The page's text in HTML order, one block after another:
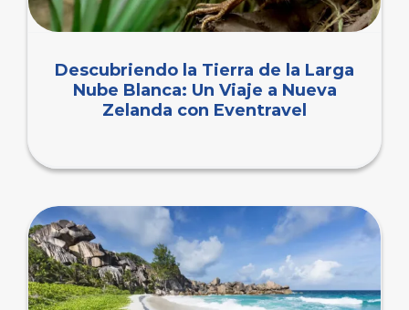
Descubriendo la Tierra de la Larga
Nube Blanca: Un Viaje a Nueva
Zelanda con Eventravel